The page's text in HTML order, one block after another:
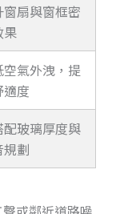
窗扇與窗框密
果
空氣外洩，提
適度
配玻璃厚度與
規劃